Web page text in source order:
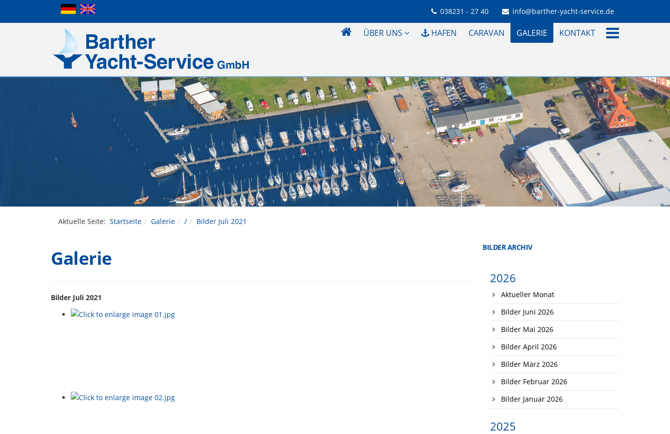
038231 - 27 40 info@barther-yacht-service.de
ÜBER UNS HAFEN CARAVAN GALERIE KONTAKT
Aktuelle Seite: Startseite Galerie / Bilder Juli 2021
Galerie
Bilder Juli 2021
BILDER ARCHIV
2026
Aktueller Monat
Bilder Juni 2026
Bilder Mai 2026
Bilder April 2026
Bilder März 2026
Bilder Februar 2026
Bilder Januar 2026
2025